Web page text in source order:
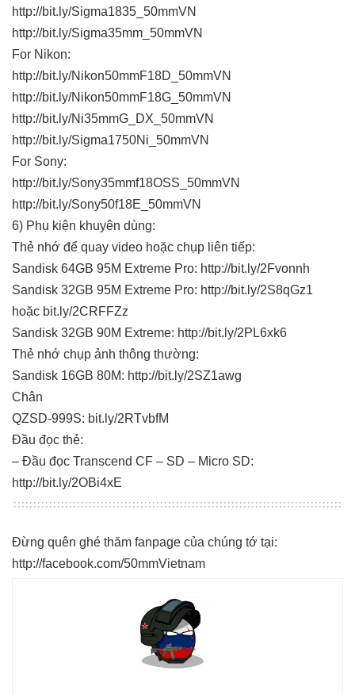
http://bit.ly/Sigma1835_50mmVN
http://bit.ly/Sigma35mm_50mmVN
For Nikon:
http://bit.ly/Nikon50mmF18D_50mmVN
http://bit.ly/Nikon50mmF18G_50mmVN
http://bit.ly/Ni35mmG_DX_50mmVN
http://bit.ly/Sigma1750Ni_50mmVN
For Sony:
http://bit.ly/Sony35mmf18OSS_50mmVN
http://bit.ly/Sony50f18E_50mmVN
6) Phụ kiện khuyên dùng:
Thẻ nhớ để quay video hoặc chụp liên tiếp:
Sandisk 64GB 95M Extreme Pro: http://bit.ly/2Fvonnh
Sandisk 32GB 95M Extreme Pro: http://bit.ly/2S8qGz1
hoặc bit.ly/2CRFFZz
Sandisk 32GB 90M Extreme: http://bit.ly/2PL6xk6
Thẻ nhớ chụp ảnh thông thường:
Sandisk 16GB 80M: http://bit.ly/2SZ1awg
Chân
QZSD-999S: bit.ly/2RTvbfM
Đầu đọc thẻ:
– Đầu đọc Transcend CF – SD – Micro SD:
http://bit.ly/2OBi4xE
Đừng quên ghé thăm fanpage của chúng tớ tại:
http://facebook.com/50mmVietnam